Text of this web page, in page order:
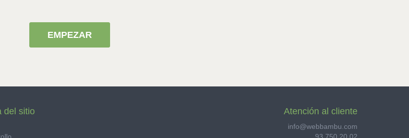
EMPEZAR
del sitio Atención al cliente
info@webbambu.com
93 750 20 02